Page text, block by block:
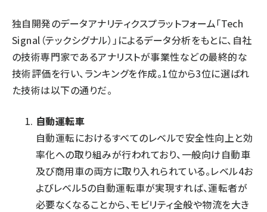
独自開発のデータアナリティクスプラットフォーム「Tech
Signal（テックシグナル）」によるデータ分析をもとに、自社
の技術専門家であるアナリストが事業性などの最終的な
技術評価を行い、ランキングを作成。1位から3位に選ばれ
た技術は以下の通りだ。
自動運転車
自動運転におけるすべてのレベルで安全性向上と効
率化への取り組みが行われており、一般向け自動車
及び商用車の両方に取り入れられている。レベル4お
よびレベル5の自動運転車が実現すれば、運転者が
必要なくなることから、モビリティ全般や物流を大き